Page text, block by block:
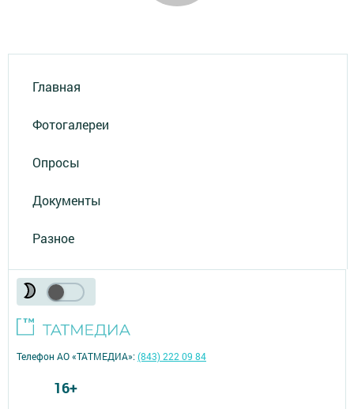
Главная
Фотогалереи
Опросы
Документы
Разное
Телефон АО «ТАТМЕДИА»:(843) 222 09 84
16+